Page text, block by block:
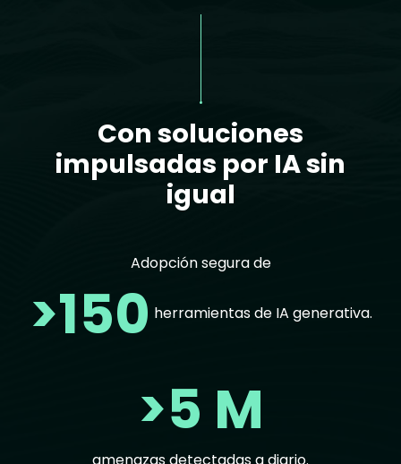
Con soluciones
impulsadas por IA sin
igual
Adopción segura de
>150 herramientas de IA generativa.
>5 M
amenazas detectadas a diario.